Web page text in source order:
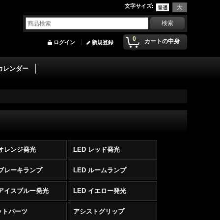
文字サイズ:
0 カートの中身
ログイン 新規登録
レンダー
レンジ発光 LED レッド発光
レーキランプ LED ルームランプ
イスブルー発光 LED イエロー発光
トパーツ アシストグリップ